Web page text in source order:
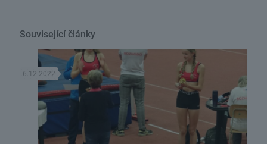
Související články
6.12.2022